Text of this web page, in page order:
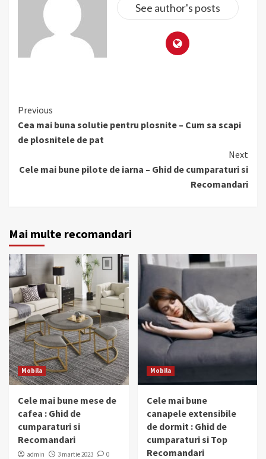
See author's posts
Continue
Reading
Previous
Cea mai buna solutie pentru plosnite – Cum sa scapi
de plosnitele de pat
Next
Cele mai bune pilote de iarna – Ghid de cumparaturi si
Recomandari
Mai multe recomandari
Mobila
Cele mai bune mese de
cafea : Ghid de
cumparaturi si
Recomandari
admin 3 martie 2023 0
Mobila
Cele mai bune
canapele extensibile
de dormit : Ghid de
cumparaturi si Top
Recomandari